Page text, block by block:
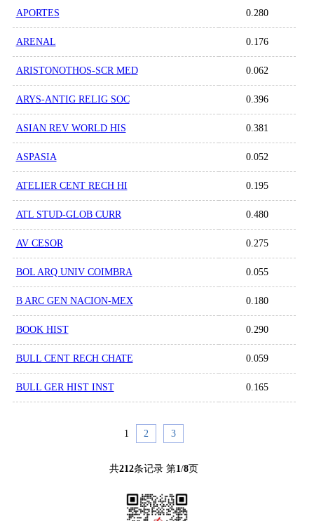
APORTES 0.280
ARENAL 0.176
ARISTONOTHOS-SCR MED 0.062
ARYS-ANTIG RELIG SOC 0.396
ASIAN REV WORLD HIS 0.381
ASPASIA 0.052
ATELIER CENT RECH HI 0.195
ATL STUD-GLOB CURR 0.480
AV CESOR 0.275
BOL ARQ UNIV COIMBRA 0.055
B ARC GEN NACION-MEX 0.180
BOOK HIST 0.290
BULL CENT RECH CHATE 0.059
BULL GER HIST INST 0.165
1 2 3
共212条记录 第1/8页